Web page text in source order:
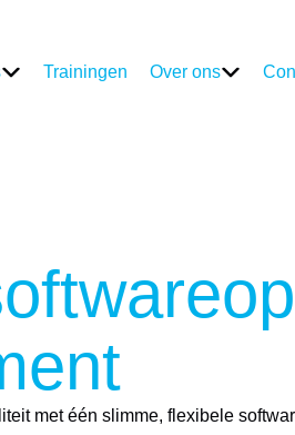
Trainingen Over ons
met één slimme, flexibele